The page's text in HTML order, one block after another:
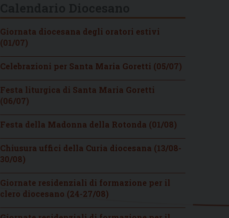
Giornata diocesana degli oratori estivi
(01/07)
Celebrazioni per Santa Maria Goretti (05/07)
Festa liturgica di Santa Maria Goretti
(06/07)
Festa della Madonna della Rotonda (01/08)
Chiusura uffici della Curia diocesana (13/08-
30/08)
Giornate residenziali di formazione per il
clero diocesano (24-27/08)